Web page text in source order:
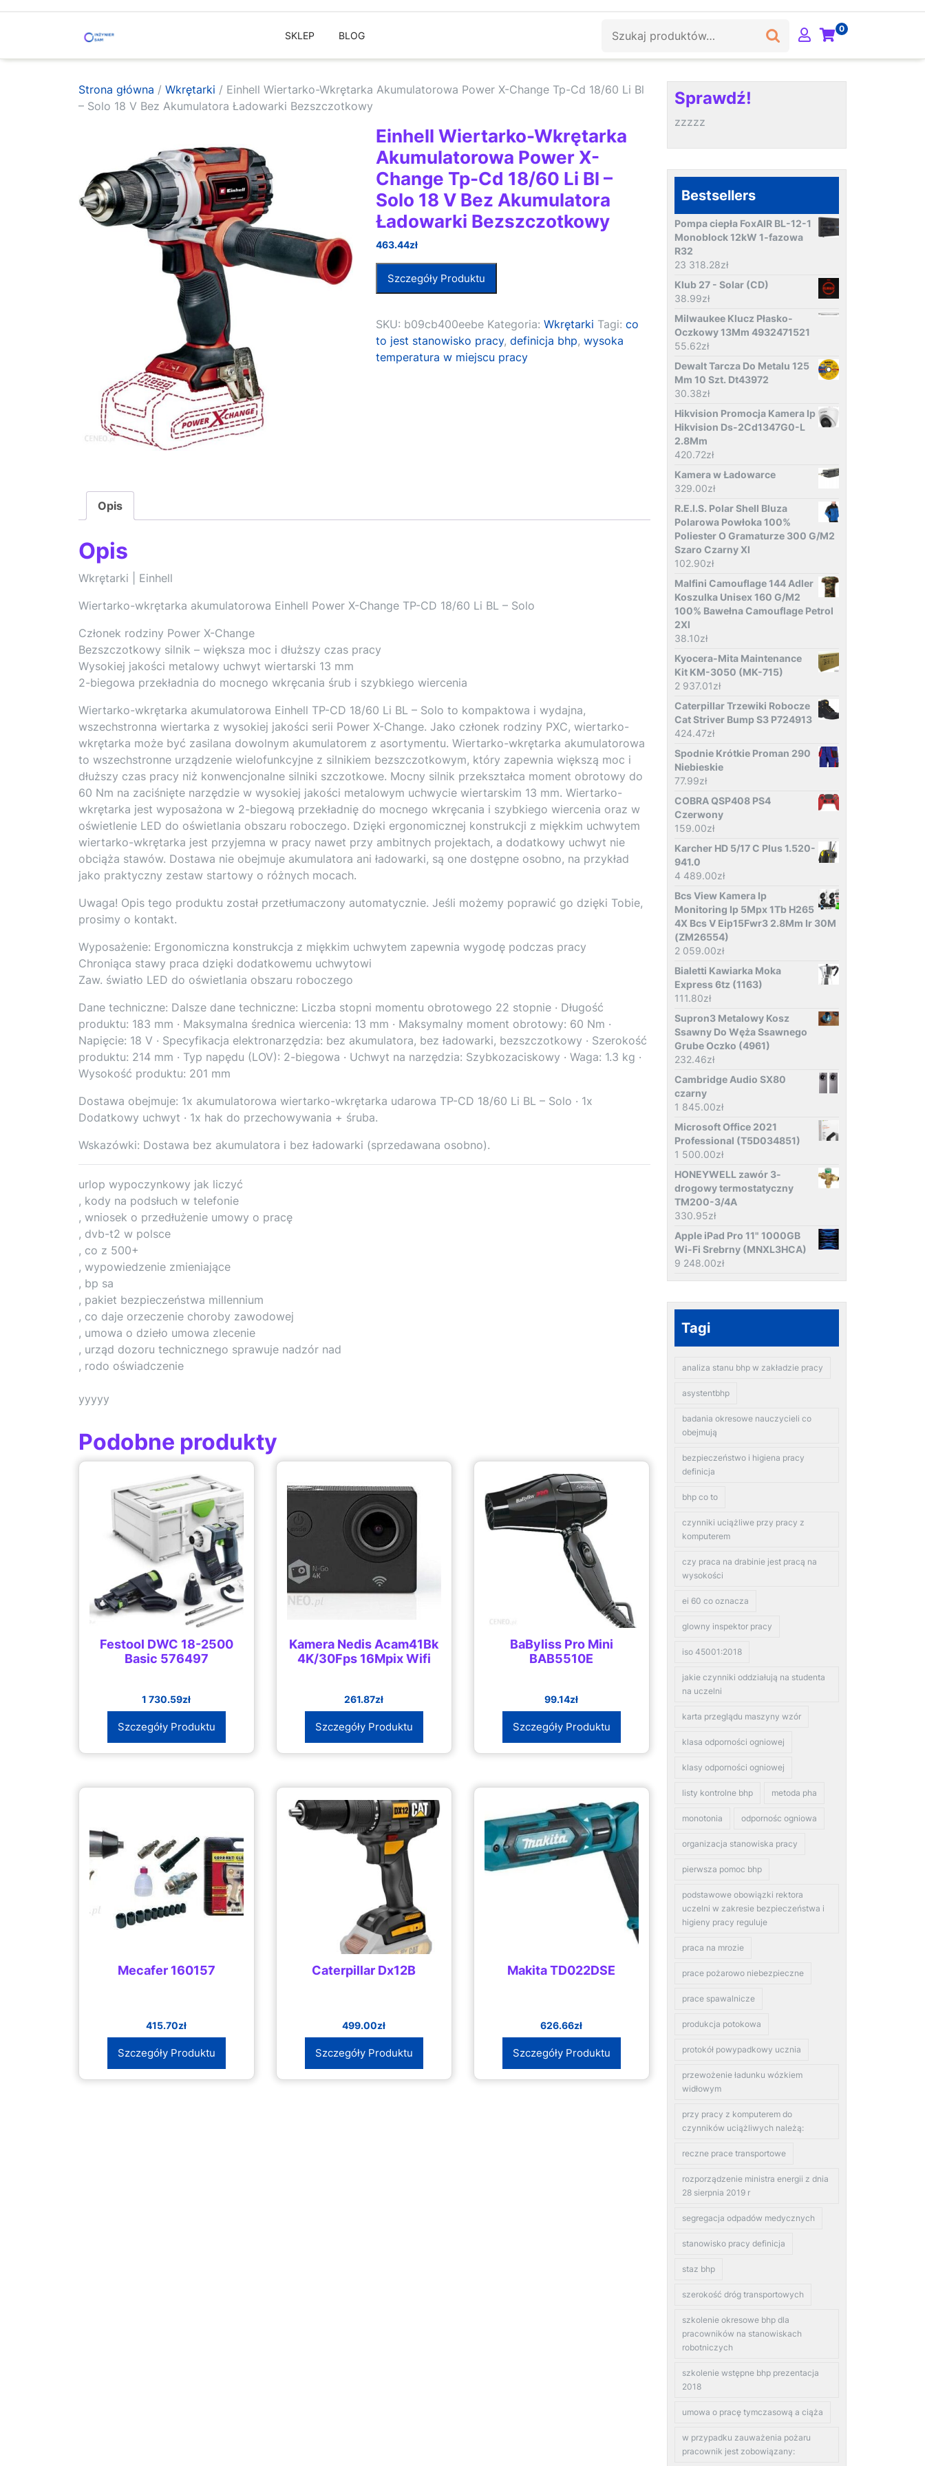
SKLEP BLOG
0
Strona główna / Wkrętarki / Einhell Wiertarko-Wkrętarka Akumulatorowa Power X-Change Tp-Cd 18/60 Li Bl
– Solo 18 V Bez Akumulatora Ładowarki Bezszczotkowy
Einhell Wiertarko-Wkrętarka
Akumulatorowa Power X-
Change Tp-Cd 18/60 Li Bl –
Solo 18 V Bez Akumulatora
Ładowarki Bezszczotkowy
463.44zł
Szczegóły Produktu
SKU: b09cb400eebe Kategoria:Wkrętarki Tagi:co
to jest stanowisko pracy,definicja bhp,wysoka
temperatura w miejscu pracy
Opis
Opis
Wkrętarki | Einhell
Wiertarko-wkrętarka akumulatorowa Einhell Power X-Change TP-CD 18/60 Li BL – Solo
Członek rodziny Power X-Change
Bezszczotkowy silnik – większa moc i dłuższy czas pracy
Wysokiej jakości metalowy uchwyt wiertarski 13 mm
2-biegowa przekładnia do mocnego wkręcania śrub i szybkiego wiercenia
Wiertarko-wkrętarka akumulatorowa Einhell TP-CD 18/60 Li BL – Solo to kompaktowa i wydajna,
wszechstronna wiertarka z wysokiej jakości serii Power X-Change. Jako członek rodziny PXC, wiertarko-
wkrętarka może być zasilana dowolnym akumulatorem z asortymentu. Wiertarko-wkrętarka akumulatorowa
to wszechstronne urządzenie wielofunkcyjne z silnikiem bezszczotkowym, który zapewnia większą moc i
dłuższy czas pracy niż konwencjonalne silniki szczotkowe. Mocny silnik przekształca moment obrotowy do
60 Nm na zaciśnięte narzędzie w wysokiej jakości metalowym uchwycie wiertarskim 13 mm. Wiertarko-
wkrętarka jest wyposażona w 2-biegową przekładnię do mocnego wkręcania i szybkiego wiercenia oraz w
oświetlenie LED do oświetlania obszaru roboczego. Dzięki ergonomicznej konstrukcji z miękkim uchwytem
wiertarko-wkrętarka jest przyjemna w pracy nawet przy ambitnych projektach, a dodatkowy uchwyt nie
obciąża stawów. Dostawa nie obejmuje akumulatora ani ładowarki, są one dostępne osobno, na przykład
jako praktyczny zestaw startowy o różnych mocach.
Uwaga! Opis tego produktu został przetłumaczony automatycznie. Jeśli możemy poprawić go dzięki Tobie,
prosimy o kontakt.
Wyposażenie: Ergonomiczna konstrukcja z miękkim uchwytem zapewnia wygodę podczas pracy
Chroniąca stawy praca dzięki dodatkowemu uchwytowi
Zaw. światło LED do oświetlania obszaru roboczego
Dane techniczne: Dalsze dane techniczne: Liczba stopni momentu obrotowego 22 stopnie · Długość
produktu: 183 mm · Maksymalna średnica wiercenia: 13 mm · Maksymalny moment obrotowy: 60 Nm ·
Napięcie: 18 V · Specyfikacja elektronarzędzia: bez akumulatora, bez ładowarki, bezszczotkowy · Szerokość
produktu: 214 mm · Typ napędu (LOV): 2-biegowa · Uchwyt na narzędzia: Szybkozaciskowy · Waga: 1.3 kg ·
Wysokość produktu: 201 mm
Dostawa obejmuje: 1x akumulatorowa wiertarko-wkrętarka udarowa TP-CD 18/60 Li BL – Solo · 1x
Dodatkowy uchwyt · 1x hak do przechowywania + śruba.
Wskazówki: Dostawa bez akumulatora i bez ładowarki (sprzedawana osobno).
urlop wypoczynkowy jak liczyć
, kody na podsłuch w telefonie
, wniosek o przedłużenie umowy o pracę
, dvb-t2 w polsce
, co z 500+
, wypowiedzenie zmieniające
, bp sa
, pakiet bezpieczeństwa millennium
, co daje orzeczenie choroby zawodowej
, umowa o dzieło umowa zlecenie
, urząd dozoru technicznego sprawuje nadzór nad
, rodo oświadczenie
yyyyy
Podobne produkty
Festool DWC 18-2500
Basic 576497
1 730.59zł
Szczegóły Produktu
Kamera Nedis Acam41Bk
4K/30Fps 16Mpix Wifi
261.87zł
Szczegóły Produktu
BaByliss Pro Mini
BAB5510E
99.14zł
Szczegóły Produktu
Mecafer 160157
415.70zł
Szczegóły Produktu
Caterpillar Dx12B
499.00zł
Szczegóły Produktu
Makita TD022DSE
626.66zł
Szczegóły Produktu
Sprawdź!
zzzzz
Bestsellers
Pompa ciepła FoxAIR BL-12-1
Monoblock 12kW 1-fazowa
R32
23 318.28zł
Klub 27 - Solar (CD)
38.99zł
Milwaukee Klucz Płasko-
Oczkowy 13Mm 4932471521
55.62zł
Dewalt Tarcza Do Metalu 125
Mm 10 Szt. Dt43972
30.38zł
Hikvision Promocja Kamera Ip
Hikvision Ds-2Cd1347G0-L
2.8Mm
420.72zł
Kamera w Ładowarce
329.00zł
R.E.I.S. Polar Shell Bluza
Polarowa Powłoka 100%
Poliester O Gramaturze 300 G/M2
Szaro Czarny Xl
102.90zł
Malfini Camouflage 144 Adler
Koszulka Unisex 160 G/M2
100% Bawełna Camouflage Petrol
2Xl
38.10zł
Kyocera-Mita Maintenance
Kit KM-3050 (MK-715)
2 937.01zł
Caterpillar Trzewiki Robocze
Cat Striver Bump S3 P724913
424.47zł
Spodnie Krótkie Proman 290
Niebieskie
77.99zł
COBRA QSP408 PS4
Czerwony
159.00zł
Karcher HD 5/17 C Plus 1.520-
941.0
4 489.00zł
Bcs View Kamera Ip
Monitoring Ip 5Mpx 1Tb H265
4X Bcs V Eip15Fwr3 2.8Mm Ir 30M
(ZM26554)
2 059.00zł
Bialetti Kawiarka Moka
Express 6tz (1163)
111.80zł
Supron3 Metalowy Kosz
Ssawny Do Węża Ssawnego
Grube Oczko (4961)
232.46zł
Cambridge Audio SX80
czarny
1 845.00zł
Microsoft Office 2021
Professional (T5D034851)
1 500.00zł
HONEYWELL zawór 3-
drogowy termostatyczny
TM200-3/4A
330.95zł
Apple iPad Pro 11" 1000GB
Wi-Fi Srebrny (MNXL3HCA)
9 248.00zł
Tagi
analiza stanu bhp w zakładzie pracy
asystentbhp
badania okresowe nauczycieli co
obejmują
bezpieczeństwo i higiena pracy
definicja
bhp co to
czynniki uciążliwe przy pracy z
komputerem
czy praca na drabinie jest pracą na
wysokości
ei 60 co oznacza
glowny inspektor pracy
iso 45001:2018
jakie czynniki oddziałują na studenta
na uczelni
karta przeglądu maszyny wzór
klasa odporności ogniowej
klasy odporności ogniowej
listy kontrolne bhp metoda pha
monotonia odpornośc ogniowa
organizacja stanowiska pracy
pierwsza pomoc bhp
podstawowe obowiązki rektora
uczelni w zakresie bezpieczeństwa i
higieny pracy reguluje
praca na mrozie
prace pożarowo niebezpieczne
prace spawalnicze
produkcja potokowa
protokół powypadkowy ucznia
przewożenie ładunku wózkiem
widłowym
przy pracy z komputerem do
czynników uciążliwych należą:
reczne prace transportowe
rozporządzenie ministra energii z dnia
28 sierpnia 2019 r
segregacja odpadów medycznych
stanowisko pracy definicja
staz bhp
szerokość dróg transportowych
szkolenie okresowe bhp dla
pracowników na stanowiskach
robotniczych
szkolenie wstępne bhp prezentacja
2018
umowa o pracę tymczasową a ciąża
w przypadku zauważenia pożaru
pracownik jest zobowiązany: